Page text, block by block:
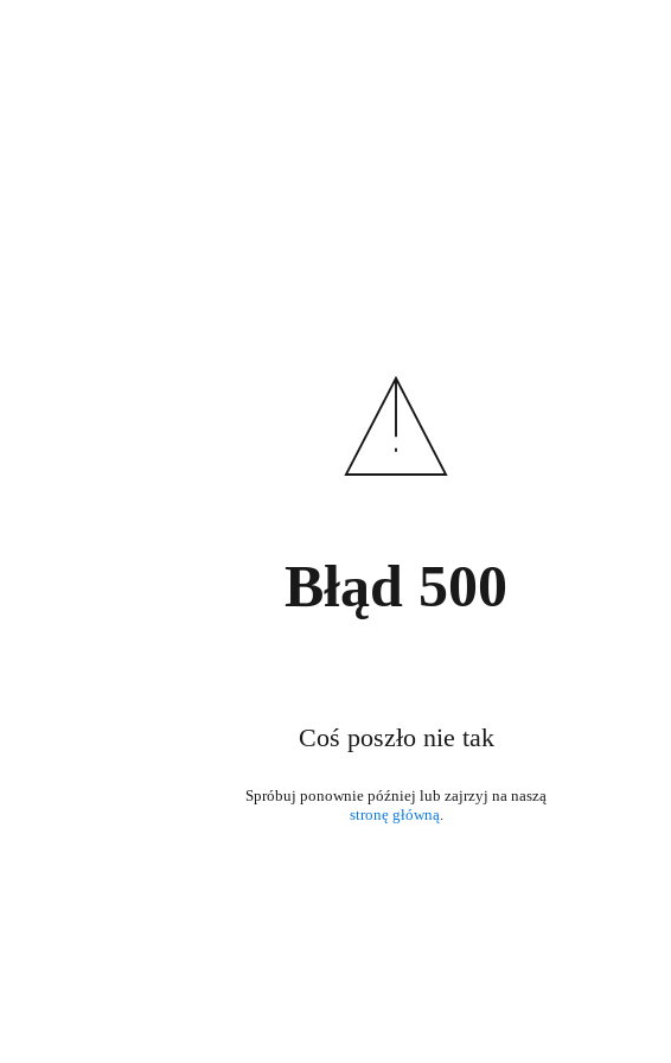
Błąd 500
Coś poszło nie tak
stronę główną.